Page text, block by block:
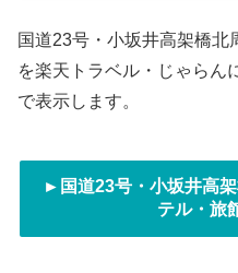
国道23号・小坂井高架橋
を楽天トラベル・じゃらん
で表示します。
►国道23号・小坂井高
テル・旅